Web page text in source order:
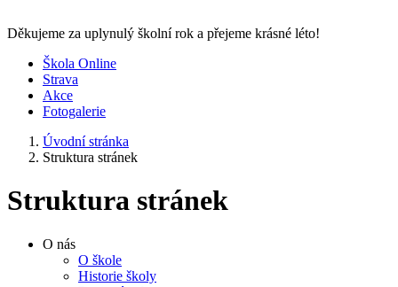
Děkujeme za uplynulý školní rok a přejeme krásné léto!
Škola Online
Strava
Akce
Fotogalerie
Úvodní stránka
Struktura stránek
Struktura stránek
O nás
O škole
Historie školy